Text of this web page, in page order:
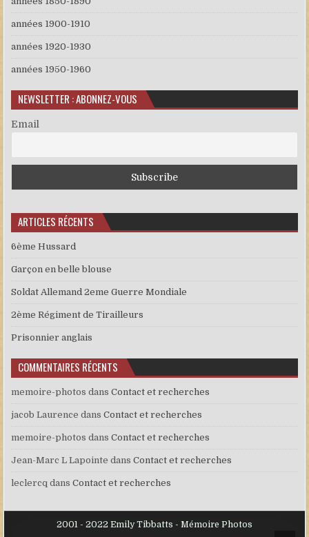
années 1900-1910
années 1920-1930
années 1950-1960
NEWSLETTER : ABONNEZ-VOUS
Email
ARTICLES RÉCENTS
6ème Hussard
Garçon en belle blouse
Soldat Allemand 2eme Guerre Mondiale
2ème Régiment de Tirailleurs
Prisonnier anglais
COMMENTAIRES RÉCENTS
memoire-photos dansContact et recherches
jacob Laurence dansContact et recherches
memoire-photos dansContact et recherches
Jean-Marc L Lapointe dansContact et recherches
leclercq dansContact et recherches
2001 - 2022 Emily Tibbatts - Mémoire Photos